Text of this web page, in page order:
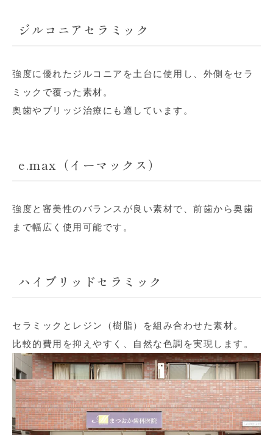
ジルコニアセラミック
強度に優れたジルコニアを土台に使用し、外側をセラ
ミックで覆った素材。
奥歯やブリッジ治療にも適しています。
e.max（イーマックス）
強度と審美性のバランスが良い素材で、前歯から奥歯
まで幅広く使用可能です。
ハイブリッドセラミック
セラミックとレジン（樹脂）を組み合わせた素材。
比較的費用を抑えやすく、自然な色調を実現します。